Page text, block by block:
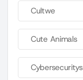
Cultwe
Cute Animals
Cybersecuritys